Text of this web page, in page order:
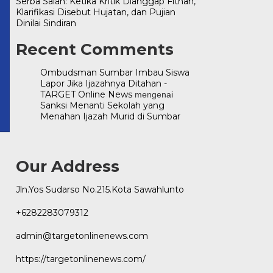
Klarifikasi Disebut Hujatan, dan Pujian
Dinilai Sindiran
Recent Comments
Ombudsman Sumbar Imbau Siswa
Lapor Jika Ijazahnya Ditahan -
TARGET Online Newsmengenai
Sanksi Menanti Sekolah yang
Menahan Ijazah Murid di Sumbar
Our Address
Jln.Yos Sudarso No.215.Kota Sawahlunto
+6282283079312
admin@targetonlinenews.com
https://targetonlinenews.com/